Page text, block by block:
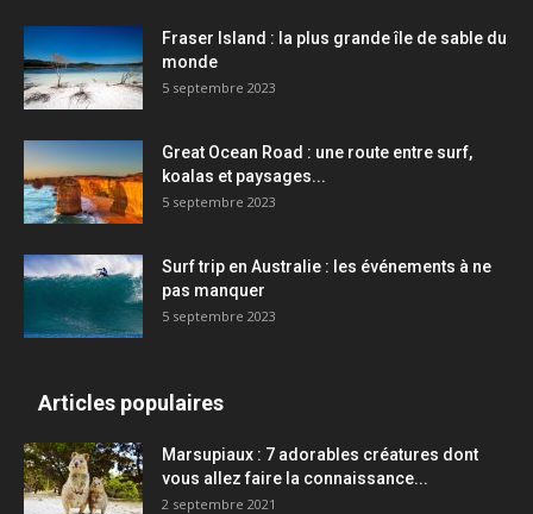
Fraser Island : la plus grande île de sable du
monde
5 septembre 2023
Great Ocean Road : une route entre surf,
koalas et paysages...
5 septembre 2023
Surf trip en Australie : les événements à ne
pas manquer
5 septembre 2023
Articles populaires
Marsupiaux : 7 adorables créatures dont
vous allez faire la connaissance...
2 septembre 2021